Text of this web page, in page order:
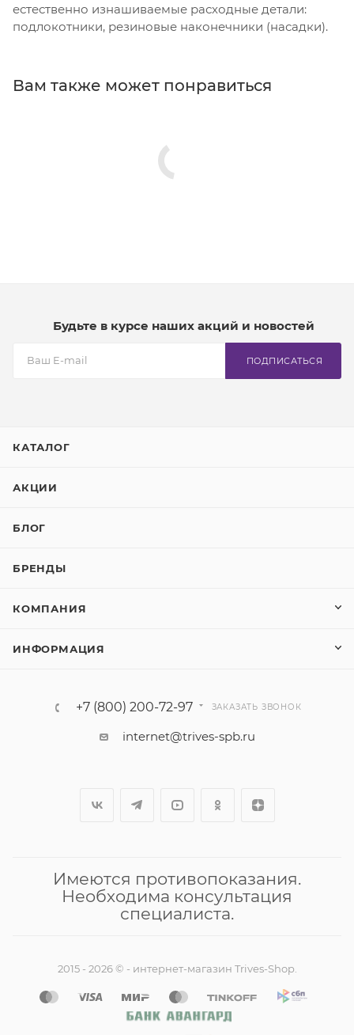
естественно изнашиваемые расходные детали:
подлокотники, резиновые наконечники (насадки).
Вам также может понравиться
Будьте в курсе наших акций и новостей
ПОДПИСАТЬСЯ
КАТАЛОГ
АКЦИИ
БЛОГ
БРЕНДЫ
КОМПАНИЯ
ИНФОРМАЦИЯ
+7 (800) 200-72-97 ЗАКАЗАТЬ ЗВОНОК
internet@trives-spb.ru
Имеются противопоказания.
Необходима консультация
специалиста.
2015 - 2026 © - интернет-магазин Trives-Shop.